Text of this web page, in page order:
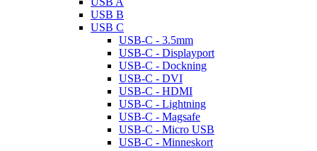
USB B
USB C
USB-C - 3.5mm
USB-C - Displayport
USB-C - Dockning
USB-C - DVI
USB-C - HDMI
USB-C - Lightning
USB-C - Magsafe
USB-C - Micro USB
USB-C - Minneskort